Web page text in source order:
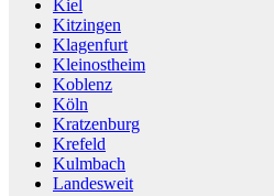
Kiel
Kitzingen
Klagenfurt
Kleinostheim
Koblenz
Köln
Kratzenburg
Krefeld
Kulmbach
Landesweit